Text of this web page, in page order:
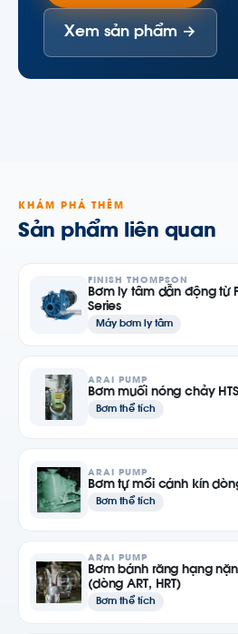
Xem sản phẩm →
KHÁM PHÁ THÊM
Sản phẩm liên quan
FINISH THOMPSON
Bơm ly tâm dẫn động từ
Series
Máy bơm ly tâm
ARAI PUMP
Bơm muối nóng chảy
Bơm thể tích
ARAI PUMP
Bơm tự mồi cánh kín
Bơm thể tích
ARAI PUMP
Bơm bánh răng hạng
(dòng ART, HRT)
Bơm thể tích